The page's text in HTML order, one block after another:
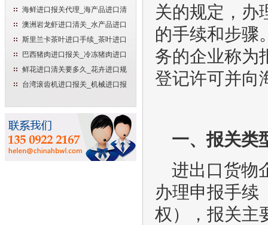
海鲜进口报关代理_海产品进口清
关流程
澳洲岩龙虾进口清关_水产品进口
报关流程
斯里兰卡茶叶进口手续_茶叶进口
清关流程
巴西猪肉进口报关_冷冻猪肉进口
流程
鲜花进口清关要多久_花卉进口规
范申报流程
台湾滚齿机进口报关_机械进口报
关的规定，办
的手续和步骤
务的企业称为
登记许可并向
一、报关类
进出口货物
办理申报手续
权），报关主